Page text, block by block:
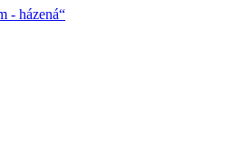
- házená“